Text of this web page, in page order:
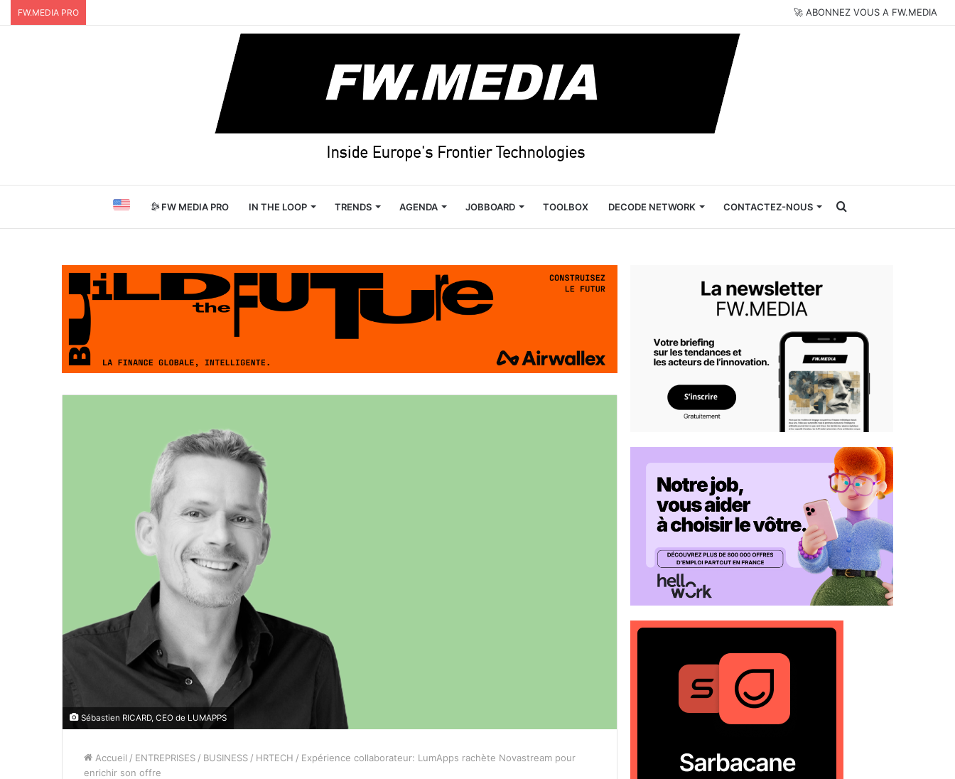
FW.MEDIA PRO 🚀 ABONNEZ VOUS A FW.MEDIA
FW MEDIA PRO IN THE LOOP TRENDS AGENDA JOBBOARD TOOLBOX DECODE NETWORK CONTACTEZ-NOUS Rechercher
Sébastien RICARD, CEO de LUMAPPS
Accueil / ENTREPRISES / BUSINESS / HRTECH / Expérience collaborateur: LumApps rachète Novastream pour
enrichir son offre